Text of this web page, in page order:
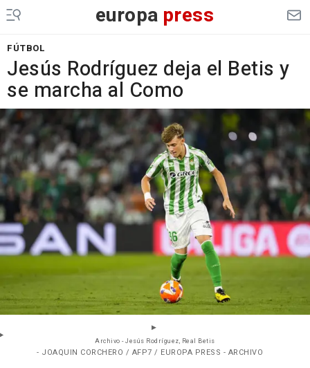
europa press
FÚTBOL
Jesús Rodríguez deja el Betis y
se marcha al Como
Archivo - Jesús Rodríguez, Real Betis
- JOAQUIN CORCHERO / AFP7 / EUROPA PRESS - ARCHIVO